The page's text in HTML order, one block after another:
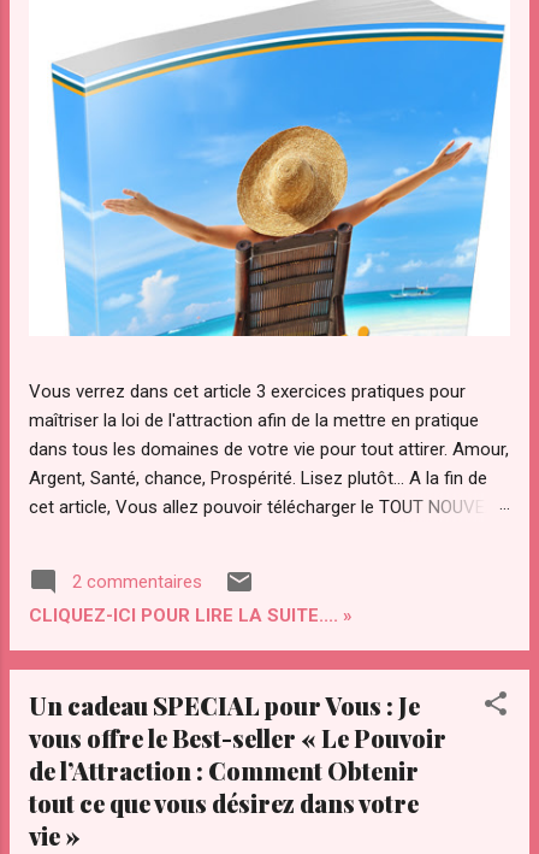
Vous verrez dans cet article 3 exercices pratiques pour
maîtriser la loi de l'attraction afin de la mettre en pratique
dans tous les domaines de votre vie pour tout attirer. Amour,
Argent, Santé, chance, Prospérité. Lisez plutôt... A la fin de
cet article, Vous allez pouvoir télécharger le TOUT NOUVEAU
pouvoir d'attraction afin d'attirer Instantanément TOUT ce
que Vous diésiez dans votre vie. Qu’est ce que "le secret"
de la loi de l’attraction et pourquoi ce regain d’intérêt pour
cette loi ? La loi de l’attraction a de plus en plus d’adeptes.
transmis par les sages à travers les âges. Le secret a été
convoité depuis la nuit des temps par des personnes
éclairées pour maîtriser les lois et le fonctionnement de
l’univers. On l’a ardemment convoité, volé même. Il a été
compris par certains savants dont Gali...
2 commentaires
CLIQUEZ-ICI POUR LIRE LA SUITE.... »
Un cadeau SPECIAL pour Vous : Je
vous offre le Best-seller « Le Pouvoir
de l’Attraction : Comment Obtenir
tout ce que vous désirez dans votre
vie »